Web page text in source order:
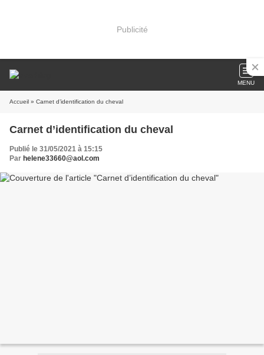
Publicité
MENU
Accueil » Carnet d’identification du cheval
Carnet d’identification du cheval
Publié le 31/05/2021 à 15:15
Par helene33660@aol.com